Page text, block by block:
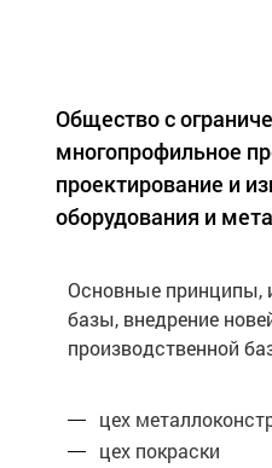
Общество с
многопрофильное
проектирование и
оборудования и
Основные принципы,
базы, внедрение
производственной
цех
цех покраски